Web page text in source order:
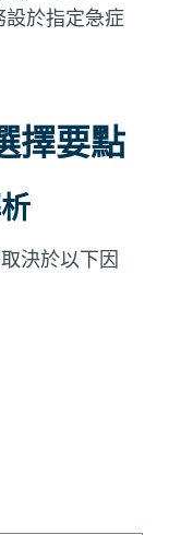
設於指定急症
擇要點
決於以下因